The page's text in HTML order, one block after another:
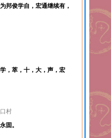
邦俊学自，宏通继续有，
，萃，十，大，声，宏
口村
固。